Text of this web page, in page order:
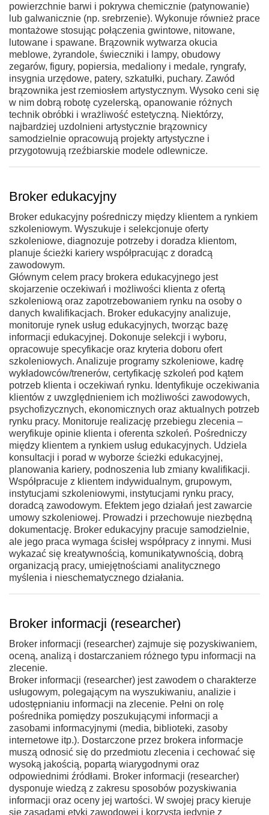
powierzchnie barwi i pokrywa chemicznie (patynowanie)
lub galwanicznie (np. srebrzenie). Wykonuje również prace
montażowe stosując połączenia gwintowe, nitowane,
lutowane i spawane. Brązownik wytwarza okucia
meblowe, żyrandole, świeczniki i lampy, obudowy
zegarów, figury, popiersia, medaliony i medale, ryngrafy,
insygnia urzędowe, patery, szkatułki, puchary. Zawód
brązownika jest rzemiosłem artystycznym. Wysoko ceni się
w nim dobrą robotę cyzelerską, opanowanie różnych
technik obróbki i wrażliwość estetyczną. Niektórzy,
najbardziej uzdolnieni artystycznie brązownicy
samodzielnie opracowują projekty artystyczne i
przygotowują rzeźbiarskie modele odlewnicze.
Broker edukacyjny
Broker edukacyjny pośredniczy między klientem a rynkiem
szkoleniowym. Wyszukuje i selekcjonuje oferty
szkoleniowe, diagnozuje potrzeby i doradza klientom,
planuje ścieżki kariery współpracując z doradcą
zawodowym.
Głównym celem pracy brokera edukacyjnego jest
skojarzenie oczekiwań i możliwości klienta z ofertą
szkoleniową oraz zapotrzebowaniem rynku na osoby o
danych kwalifikacjach. Broker edukacyjny analizuje,
monitoruje rynek usług edukacyjnych, tworząc bazę
informacji edukacyjnej. Dokonuje selekcji i wyboru,
opracowuje specyfikacje oraz kryteria doboru ofert
szkoleniowych. Analizuje programy szkoleniowe, kadrę
wykładowców/trenerów, certyfikację szkoleń pod kątem
potrzeb klienta i oczekiwań rynku. Identyfikuje oczekiwania
klientów z uwzględnieniem ich możliwości zawodowych,
psychofizycznych, ekonomicznych oraz aktualnych potrzeb
rynku pracy. Monitoruje realizację przebiegu zlecenia –
weryfikuje opinie klienta i oferenta szkoleń. Pośredniczy
między klientem a rynkiem usług edukacyjnych. Udziela
konsultacji i porad w wyborze ścieżki edukacyjnej,
planowania kariery, podnoszenia lub zmiany kwalifikacji.
Współpracuje z klientem indywidualnym, grupowym,
instytucjami szkoleniowymi, instytucjami rynku pracy,
doradcą zawodowym. Efektem jego działań jest zawarcie
umowy szkoleniowej. Prowadzi i przechowuje niezbędną
dokumentację. Broker edukacyjny pracuje samodzielnie,
ale jego praca wymaga ścisłej współpracy z innymi. Musi
wykazać się kreatywnością, komunikatywnością, dobrą
organizacją pracy, umiejętnościami analitycznego
myślenia i nieschematycznego działania.
Broker informacji (researcher)
Broker informacji (researcher) zajmuje się pozyskiwaniem,
oceną, analizą i dostarczaniem różnego typu informacji na
zlecenie.
Broker informacji (researcher) jest zawodem o charakterze
usługowym, polegającym na wyszukiwaniu, analizie i
udostępnianiu informacji na zlecenie. Pełni on rolę
pośrednika pomiędzy poszukującymi informacji a
zasobami informacyjnymi (media, biblioteki, zasoby
internetowe itp.). Dostarczone przez brokera informacje
muszą odnosić się do przedmiotu zlecenia i cechować się
wysoką jakością, popartą wiarygodnymi oraz
odpowiednimi źródłami. Broker informacji (researcher)
dysponuje wiedzą z zakresu sposobów pozyskiwania
informacji oraz oceny jej wartości. W swojej pracy kieruje
się zasadami etyki zawodowej i korzysta jedynie z